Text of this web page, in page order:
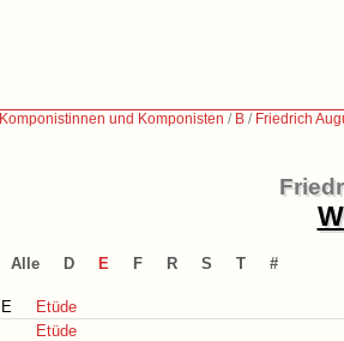
Komponistinnen und Komponisten / B / Friedrich
Alle D E F R S T #
E
Etüde
Etüde